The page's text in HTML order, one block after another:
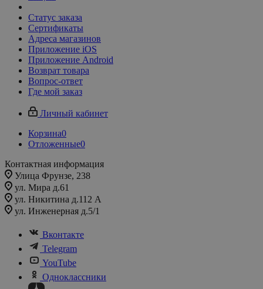
Статус заказа
Сертификаты
Адреса магазинов
Приложение iOS
Приложение Android
Возврат товара
Вопрос-ответ
Где мой заказ
Личный кабинет
Корзина0
Отложенные0
Контактная информация
Улица Фрунзе, 238​
ул. Мира д.61
ул. Никитина д.112 А
ул. Инженерная д.5/1
Вконтакте
Telegram
YouTube
Одноклассники